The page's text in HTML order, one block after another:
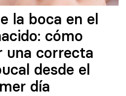
la boca en el
cómo
una correcta
desde el
día